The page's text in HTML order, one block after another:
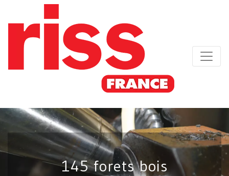
145 forets bois